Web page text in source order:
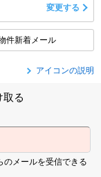
変更する
件新着メール
アイコンの説明
取る
メールを受信できる